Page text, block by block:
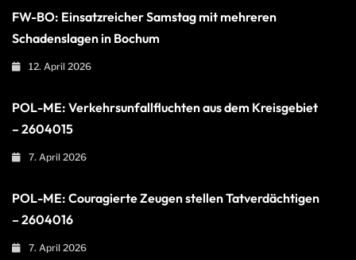
FW-BO: Einsatzreicher Samstag mit mehreren
Schadenslagen in Bochum
12. April 2026
POL-ME: Verkehrsunfallfluchten aus dem Kreisgebiet
– 2604015
7. April 2026
POL-ME: Couragierte Zeugen stellen Tatverdächtigen
– 2604016
7. April 2026